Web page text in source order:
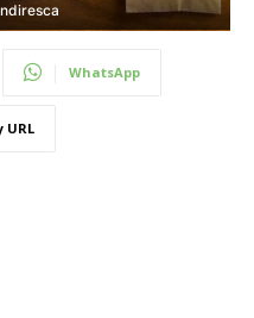
WhatsApp
URL